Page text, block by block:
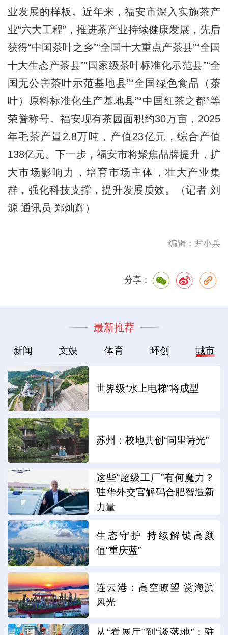
业发展的样板。近年来，福安市深入实施茶产
业“六大工程”，推进茶产业持续健康发展，先后
获得“中国茶叶之乡”“全国十大重点产茶县”“全国
十大生态产茶县”“国家级茶叶标准化示范县”“全
国无公害茶叶示范基地县”“全国绿色食品（茶
叶）原料标准化生产基地县”“中国红茶之都”等
荣誉称号。福安现有茶园面积约30万亩，2025
年毛茶产量2.8万吨，产值23亿元，综合产值
138亿元。下一步，福安市将聚焦品牌提升，扩
大市场影响力，培育市场主体，壮大产业集
群，强化科技支撑，提升发展质效。（记者 刘
源 通讯员 郑灿辉）
编辑：尹小兵
分享：
最新推荐
新闻 文娱 体育 环创 城市
世界级“水上电梯”将成型
苏州：校地共创“同里诗光”
这些“超级工厂”有何魔力？
驻华外交官解码合肥智造新
力量
生态守护 持续解锁高颜
值“重庆蓝”
连云港：高空瞭望 赏海滨
风光
从“看展厅”到“谈落地”：驻